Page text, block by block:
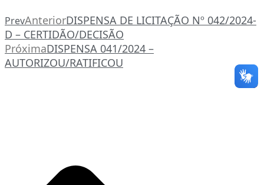
PrevAnteriorDISPENSA DE LICITAÇÃO Nº 042/2024-
D – CERTIDÃO/DECISÃO
PróximaDISPENSA 041/2024 –
AUTORIZOU/RATIFICOU